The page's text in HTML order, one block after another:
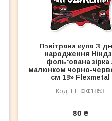
Повітряна куля З
народження
фольгована зірка
малюнком чорно-
см 18» Flexmetal
FL ФФ1853
80 ₴